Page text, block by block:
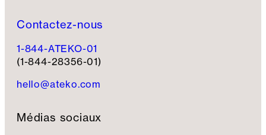
Contactez-nous
1-844-ATEKO-01
(1-844-28356-01)
hello@ateko.com
Médias sociaux